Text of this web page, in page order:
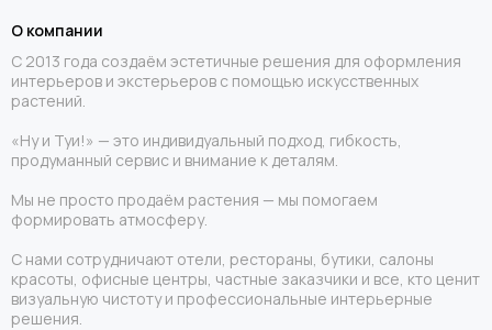
О компании
С 2013 года создаём эстетичные решения для оформления
интерьеров и экстерьеров с помощью искусственных
растений.
«Ну и Туи!» — это индивидуальный подход, гибкость,
продуманный сервис и внимание к деталям.
Мы не просто продаём растения — мы помогаем
формировать атмосферу.
С нами сотрудничают отели, рестораны, бутики, салоны
красоты, офисные центры, частные заказчики и все, кто ценит
визуальную чистоту и профессиональные интерьерные
решения.